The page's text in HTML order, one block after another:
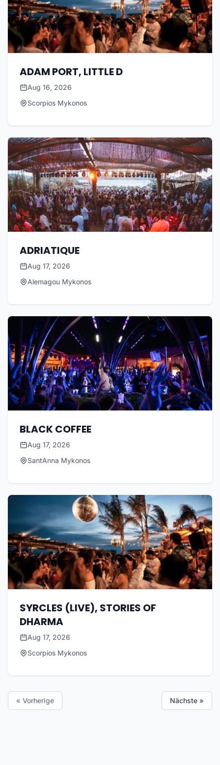
ADAM PORT, LITTLE D
Aug 16, 2026
Scorpios Mykonos
ADRIATIQUE
Aug 17, 2026
Alemagou Mykonos
BLACK COFFEE
Aug 17, 2026
SantAnna Mykonos
SYRCLES (LIVE), STORIES OF
DHARMA
Aug 17, 2026
Scorpios Mykonos
« Vorherige Nächste »